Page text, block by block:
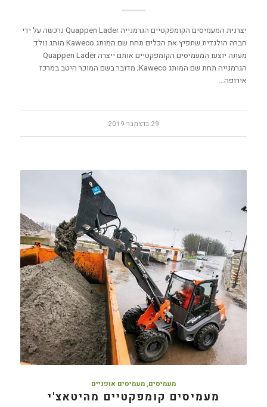
יצרנית המעמיסים הקומפקטיים הגרמנייה Quappen Lader נרכשה על ידי
חברה הולנדית שתפיץ את הכלים תחת שם המותג Kaweco מותג נולד:
מעתה יוצעו המעמיסים הקומפקטיים אותם ייצרה Quappen Lader
הגרמנייה תחת שם המותג Kaweco; מדובר בשם המוכר היטב במרכז
אירופה…
29 בדצמבר 2019
מעמיסים,מעמיסים אופניים
מעמיסים קומפקטיים מהיטאצ'י